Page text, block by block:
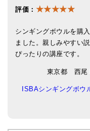
倍音呼吸法レッスン
評価： ★★★★★
シンギングボウルを購
ました。親しみやすい
ぴったりの講座です。
東京都 西尾
ISBAシンギングボウ